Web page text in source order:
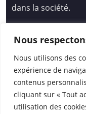
Nous
Nous utilisons des
expérience de
contenus
cliquant sur « Tout
utilisation des
dans la société.
Nouvelle
14 avenue
01 46 72 53 17 –